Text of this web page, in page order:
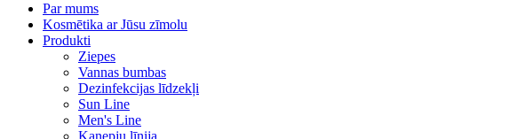
Par mums
Kosmētika ar Jūsu zīmolu
Produkti
Ziepes
Vannas bumbas
Dezinfekcijas līdzekļi
Sun Line
Men's Line